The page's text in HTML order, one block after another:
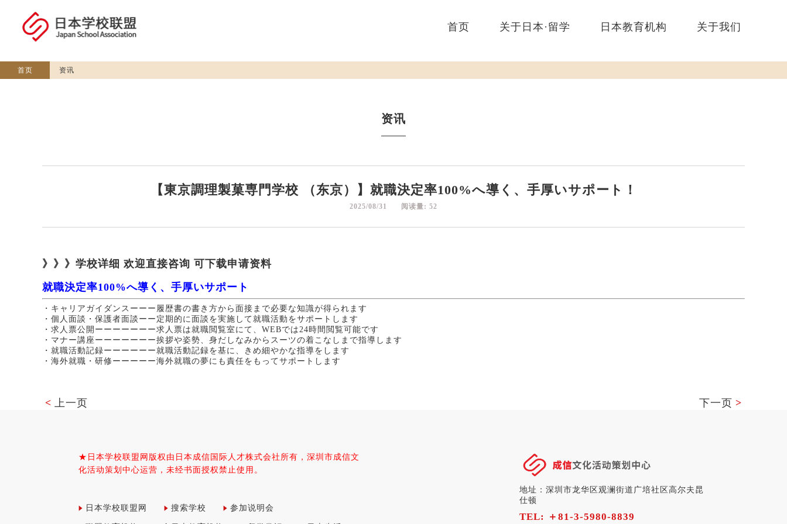
首页 关于日本·留学 日本教育机构 关于我们
首页 资讯
资讯
【東京調理製菓専門学校 （东京）】就職決定率100%へ導く、手厚いサポート！
2025/08/31 阅读量: 52
》》》学校详细 欢迎直接咨询 可下载申请资料
就職決定率100%へ導く、手厚いサポート
・キャリアガイダンスーーー履歴書の書き方から面接まで必要な知識が得られます
・個人面談・保護者面談ーー定期的に面談を実施して就職活動をサポートします
・求人票公開ーーーーーーー求人票は就職閲覧室にて、WEBでは24時間閲覧可能です
・マナー講座ーーーーーーー挨拶や姿勢、身だしなみからスーツの着こなしまで指導します
・就職活動記録ーーーーーー就職活動記録を基に、きめ細やかな指導をします
・海外就職・研修ーーーーー海外就職の夢にも責任をもってサポートします
< 上一页 下一页 >
★日本学校联盟网版权由日本成信国际人才株式会社所有，深圳市成信文
化活动策划中心运营，未经书面授权禁止使用。
日本学校联盟网 搜索学校 参加说明会
地址：深圳市龙华区观澜街道广培社区高尔夫昆
仕顿
TEL: ＋81-3-5980-8839